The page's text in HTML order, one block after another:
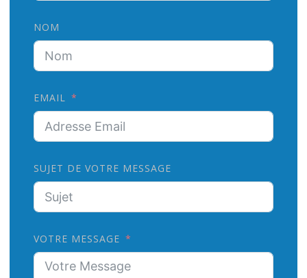
NOM
EMAIL
SUJET DE VOTRE MESSAGE
VOTRE MESSAGE